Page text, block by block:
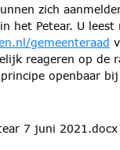
zich
het Petear. U
gemeenteraad
reageren op de
openbaar
7 juni 2021.docx